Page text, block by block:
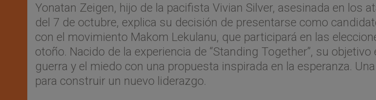
Yonatan Zeigen, hijo de la pacifista Vivian Silver, asesinada en los
del 7 de octubre, explica su decisión de presentarse como
con el movimiento Makom Lekulanu, que participará en las
otoño. Nacido de la experiencia de “Standing Together”, su
guerra y el miedo con una propuesta inspirada en la esperanza. Una
para construir un nuevo liderazgo.